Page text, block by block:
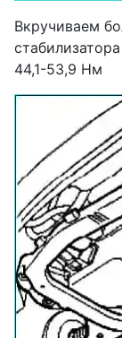
Вкручиваем
44,1-53,9 Нм